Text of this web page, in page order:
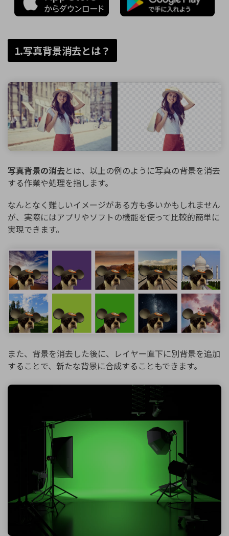
1.写真背景消去とは？
写真背景の消去とは、以上の例のように写真の背景を消去
する作業や処理を指します。
なんとなく難しいイメージがある方も多いかもしれません
が、実際にはアプリやソフトの機能を使って比較的簡単に
実現できます。
また、背景を消去した後に、レイヤー直下に別背景を追加
することで、新たな背景に合成することもできます。